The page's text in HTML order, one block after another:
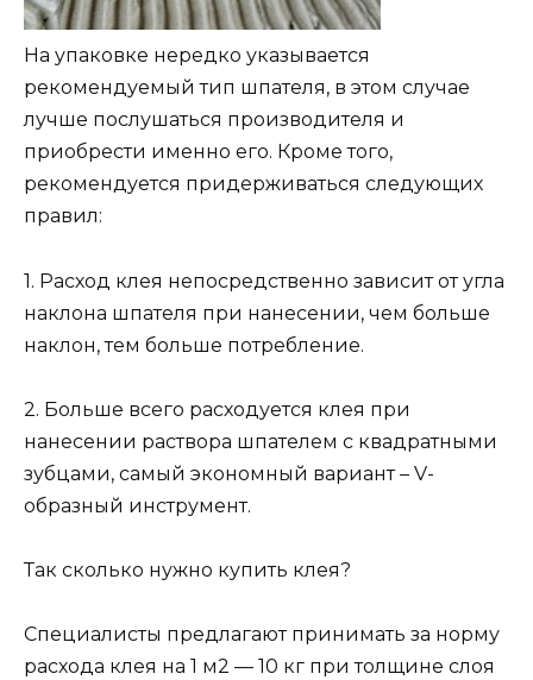
На упаковке нередко указывается
рекомендуемый тип шпателя, в этом случае
лучше послушаться производителя и
приобрести именно его. Кроме того,
рекомендуется придерживаться следующих
правил:
1. Расход клея непосредственно зависит от угла
наклона шпателя при нанесении, чем больше
наклон, тем больше потребление.
2. Больше всего расходуется клея при
нанесении раствора шпателем с квадратными
зубцами, самый экономный вариант – V-
образный инструмент.
Так сколько нужно купить клея?
Специалисты предлагают принимать за норму
расхода клея на 1 м2 — 10 кг при толщине слоя